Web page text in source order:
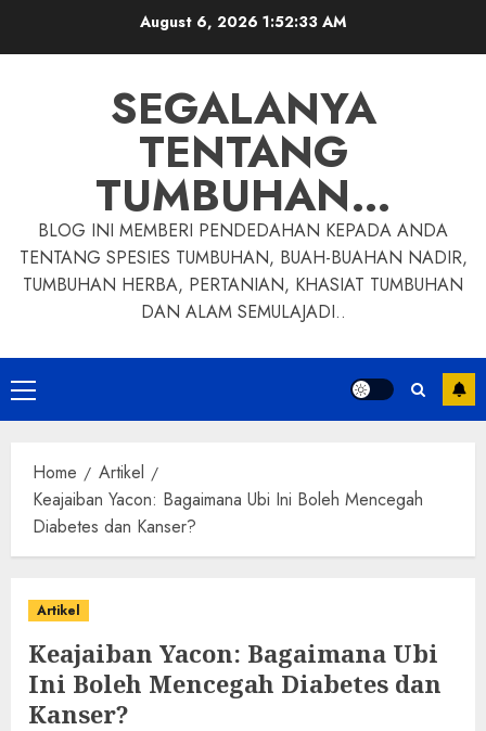
August 6, 2026 1:52:34 AM
SEGALANYA
TENTANG
TUMBUHAN…
BLOG INI MEMBERI PENDEDAHAN KEPADA ANDA
TENTANG SPESIES TUMBUHAN, BUAH-BUAHAN NADIR,
TUMBUHAN HERBA, PERTANIAN, KHASIAT TUMBUHAN
DAN ALAM SEMULAJADI..
Primary
Menu
Home
Artikel
Keajaiban Yacon: Bagaimana Ubi Ini Boleh Mencegah
Diabetes dan Kanser?
Artikel
Keajaiban Yacon: Bagaimana Ubi
Ini Boleh Mencegah Diabetes dan
Kanser?